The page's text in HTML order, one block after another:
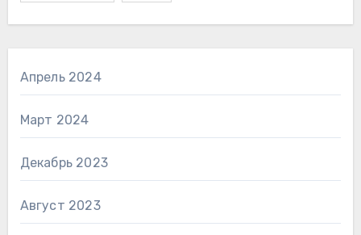
Апрель 2024
Март 2024
Декабрь 2023
Август 2023